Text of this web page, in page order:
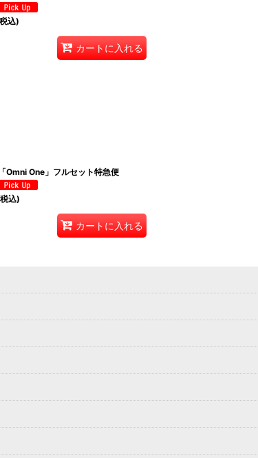
込)
カートに入れる
Omni One」フルセット特急便
込)
カートに入れる